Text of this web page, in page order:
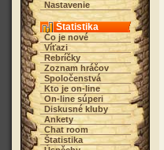
Nastavenie
Štatistika
Čo je nové
Víťazi
Rebríčky
Zoznam hráčov
Spoločenstvá
Kto je on-line
On-line súperi
Diskusné kluby
Ankety
Chat room
Štatistika